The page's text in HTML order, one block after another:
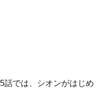
話では、シオンがはじめ